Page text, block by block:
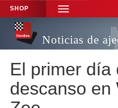
SHOP
TOGGLE
NAVIGATION
Noticias de
El primer día
descanso en